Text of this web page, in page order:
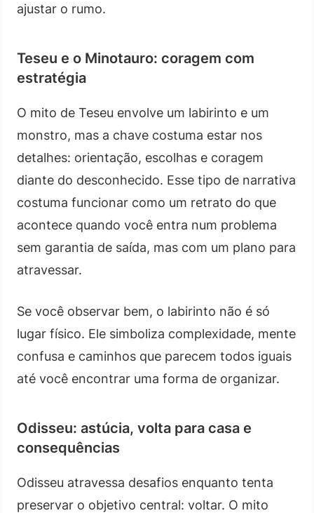
ajustar o rumo.
Teseu e o Minotauro: coragem com
estratégia
O mito de Teseu envolve um labirinto e um
monstro, mas a chave costuma estar nos
detalhes: orientação, escolhas e coragem
diante do desconhecido. Esse tipo de narrativa
costuma funcionar como um retrato do que
acontece quando você entra num problema
sem garantia de saída, mas com um plano para
atravessar.
Se você observar bem, o labirinto não é só
lugar físico. Ele simboliza complexidade, mente
confusa e caminhos que parecem todos iguais
até você encontrar uma forma de organizar.
Odisseu: astúcia, volta para casa e
consequências
Odisseu atravessa desafios enquanto tenta
preservar o objetivo central: voltar. O mito